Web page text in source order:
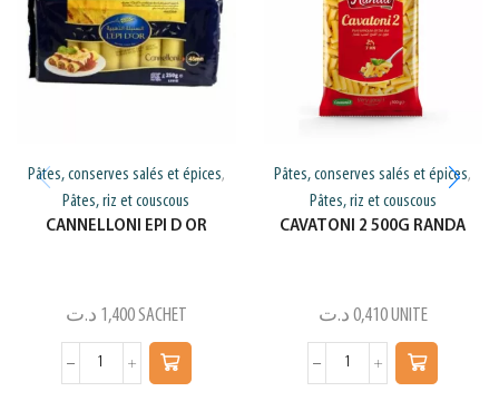
Pâtes, conserves salés et épices,
Pâtes, riz et couscous
CANNELLONI EPI D OR
1,400 د.ت SACHET
Pâtes, conserves salés et épices,
Pâtes, riz et couscous
CAVATONI 2 500G RANDA
0,410 د.ت UNITE